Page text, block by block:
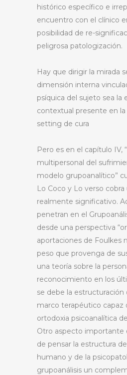
histórico específico e
encuentro con el clínico
posibilidad de re-
peligrosa patologización.
Hay que dirigir la mirada
dimensión interna
psíquica del sujeto sea la
contextual presente en la
setting de cura
Pero es en el capítulo IV,
multipersonal del
modelo grupoanalítico”
Lo Coco y Lo verso cobra
realmente significativo.
penetran en el
desde una perspectiva
aportaciones de Foulkes
peso que provenga de
una teoría sobre la
reconocimiento en los
se debe la estructuración
marco terapéutico capaz
ortodoxia psicoanalítica
Otro aspecto importante
de pensar la estructura
humano y de la
grupoanálisis un